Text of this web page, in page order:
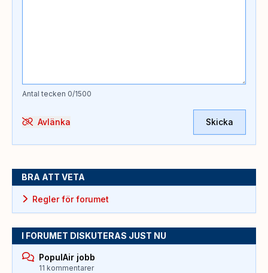
Antal tecken 0/1500
Avlänka Skicka
BRA ATT VETA
Regler för forumet
I FORUMET DISKUTERAS JUST NU
PopulAir jobb
11 kommentarer